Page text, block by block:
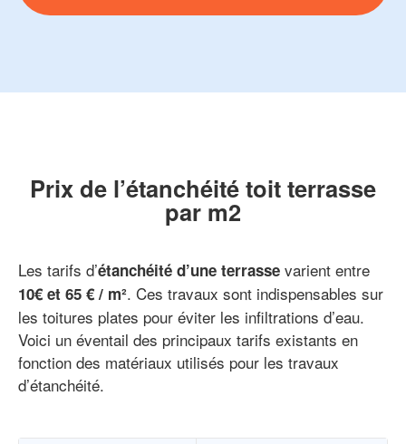
Prix de l’étanchéité toit terrasse
par m2
Les tarifs d’étanchéité d’une terrasse varient entre
10€ et 65 € / m². Ces travaux sont indispensables sur
les toitures plates pour éviter les infiltrations d’eau.
Voici un éventail des principaux tarifs existants en
fonction des matériaux utilisés pour les travaux
d’étanchéité.